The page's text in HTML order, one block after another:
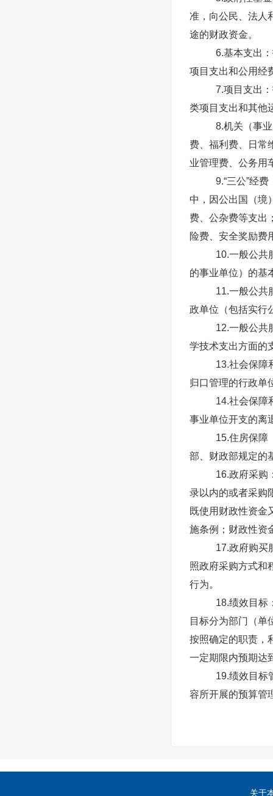
准，向公民、法人
途的财政资金。
6.基本支出
项目支出和公用经
7.项目支出
类项目支出和其他
8.机关（事
费、福利费、日常
业管理费、公务用
9.“三公”经
中，因公出国（境
费、公杂费等支出
险费、安全奖励费
10.一般公共
的事业单位）的基
11.一般公共
政单位（包括实行
12.一般公共
学技术支出方面的
13.社会保障
归口管理的行政单
14.社会保障
事业单位开支的离
15.住房保障
部、财政部规定的
16.政府采购
录以内的或者采购
既使用财政性资金
施条例；财政性资
17.政府购买
照政府采购方式和
行为。
18.绩效目标
目标分为部门（单
按照确定的职责，
一定期限内预期达
19.绩效目标
容所开展的预算管
关于